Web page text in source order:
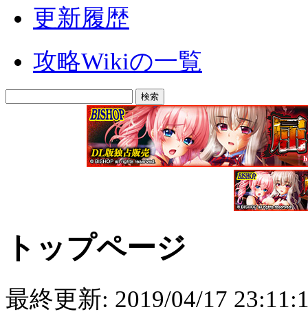
更新履歴
攻略Wikiの一覧
トップページ
最終更新: 2019/04/17